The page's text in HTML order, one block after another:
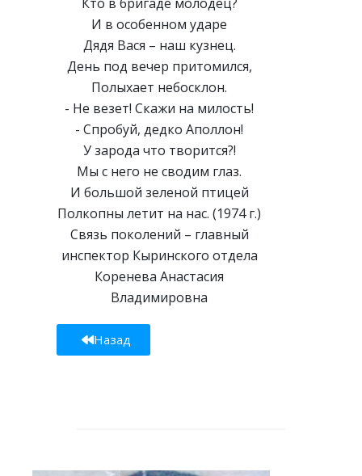
И в особенном ударе
Дядя Вася – наш кузнец.
День под вечер притомился,
Полыхает небосклон.
- Не везет! Скажи на милость!
- Спробуй, дедко Аполлон!
У зарода что творится?!
Мы с него не сводим глаз.
И большой зеленой птицей
Полкопны летит на нас. (1974 г.)
Связь поколений – главный
инспектор Кыринского отдела
Коренева Анастасия
Владимировна
Назад